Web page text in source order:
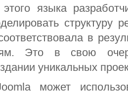
этого языка
структуру
в
Это в свою
уникальных
может